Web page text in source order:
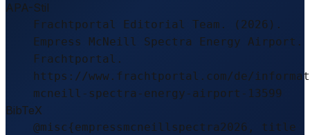
APA-Stil
Frachtportal Editorial Team. (2026).
Empress McNeill Spectra Energy Airport.
Frachtportal.
https://www.frachtportal.com/de/
mcneill-spectra-energy-airport-13599
BibTeX
@misc{empressmcneillspectra2026, title